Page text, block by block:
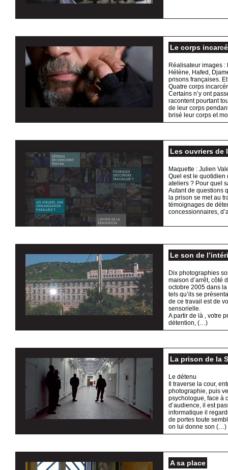
Le corps
Réalisateur images
Hélène, Hafed,
prisons françaises.
Quatre corps
Certains n’y ont
racontent pourtant
de leur corps
brisé leur corps et
Les ouvriers de
Maquette : Julien
Quel est le quotidien
ateliers ? Pour quel
Autant de questions
la prison se met au
témoignages de
concessionnaires,
Le son de
Dix photographies
maison d’arrêt, côté
octobre 2005 dans
tels qu’ils se
de ce travail est de
sensorielle.
A partir de là , votre
détention, (…)
La prison de la
Le détenu
Il traverse la cour,
photographie, puis
psychologue, face à
d’audience, il est
informatique il
de portes toute
on lui donne son (…)
A sa place